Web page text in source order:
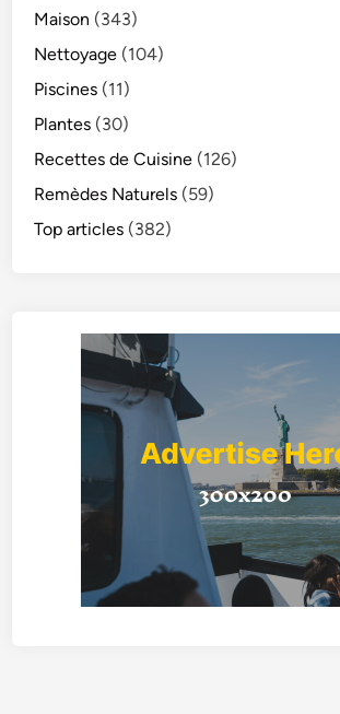
Maison (343)
Nettoyage (104)
Piscines (11)
Plantes (30)
Recettes de Cuisine (126)
Remèdes Naturels (59)
Top articles (382)